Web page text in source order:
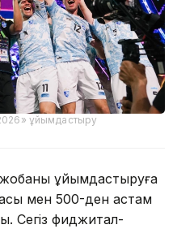
ұйымдастыру
ұйымдастыруға
мен 500-ден астам
Сегіз фиджитал-